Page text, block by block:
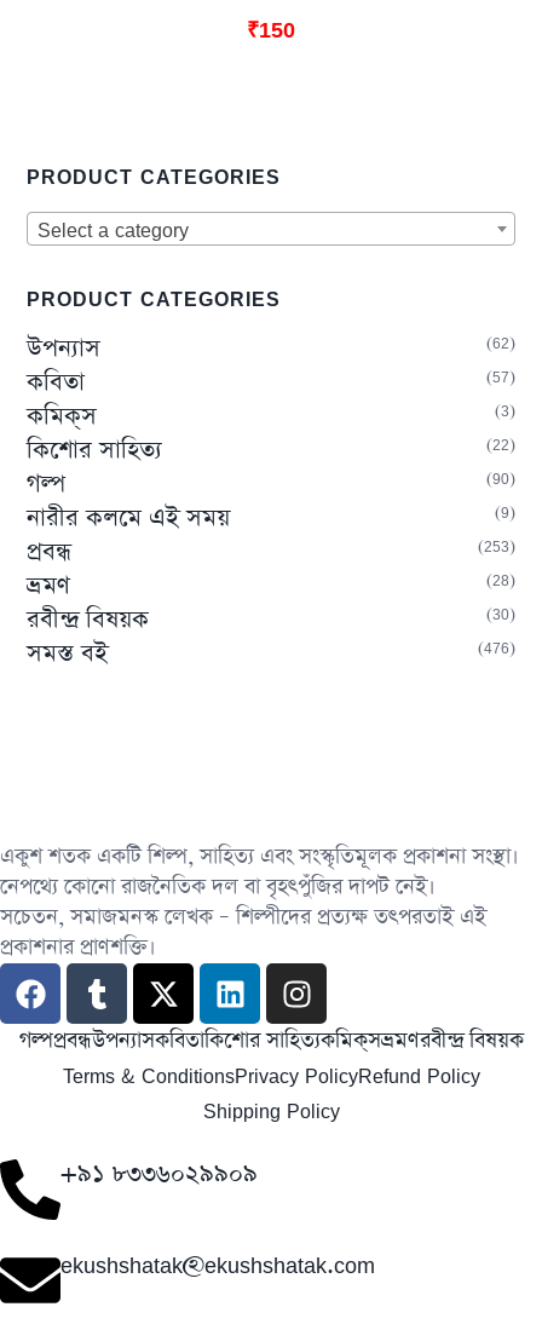
₹150
PRODUCT CATEGORIES
Select a category
PRODUCT CATEGORIES
উপন্যাস 62
কবিতা 57
কমিক্‌স 3
কিশোর সাহিত্য 22
গল্প 90
নারীর কলমে এই সময় 9
প্রবন্ধ 253
ভ্রমণ 28
রবীন্দ্র বিষয়ক 30
সমস্ত বই 476
একুশ শতক একটি শিল্প, সাহিত্য এবং সংস্কৃতিমূলক প্রকাশনা সংস্থা।
নেপথ্যে কোনো রাজনৈতিক দল বা বৃহৎপুঁজির দাপট নেই।
সচেতন, সমাজমনস্ক লেখক – শিল্পীদের প্রত্যক্ষ তৎপরতাই এই
প্রকাশনার প্রাণশক্তি।
গল্পপ্রবন্ধউপন্যাসকবিতাকিশোর সাহিত্যকমিক্‌সভ্রমণরবীন্দ্র বিষয়ক
Terms & ConditionsPrivacy PolicyRefund Policy
Shipping Policy
+৯১ ৮৩৩৬০২৯৯০৯
ekushshatak@ekushshatak.com